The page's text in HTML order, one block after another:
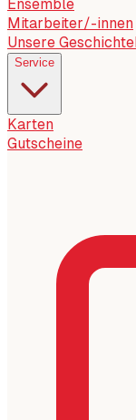
Ensemble
Mitarbeiter/-innen
Unsere Geschichte
Service
Karten
Gutscheine